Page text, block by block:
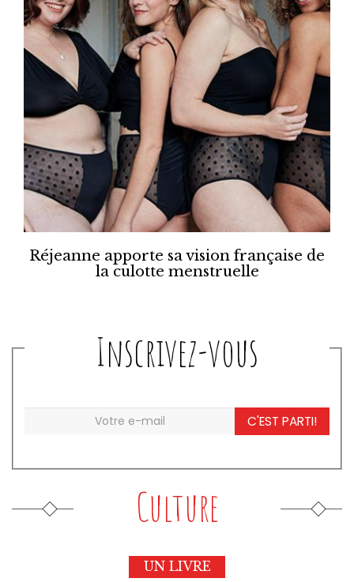
Réjeanne apporte sa vision française de
la culotte menstruelle
Inscrivez-vous
C'EST PARTI!
Culture
UN LIVRE